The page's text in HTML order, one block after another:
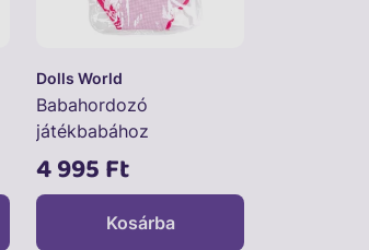
Dolls World
Babahordozó
játékbabához
4 995 Ft
Kosárba